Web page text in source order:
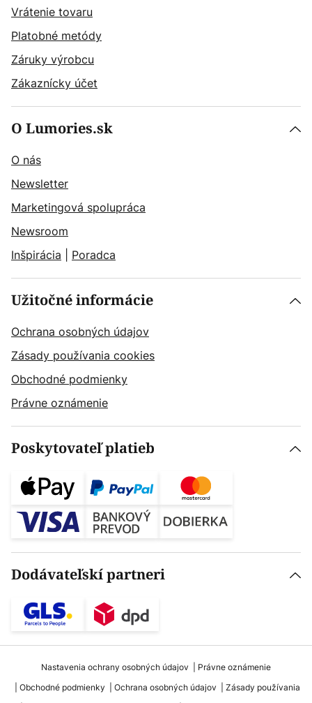
Vrátenie tovaru
Platobné metódy
Záruky výrobcu
Zákaznícky účet
O Lumories.sk
O nás
Newsletter
Marketingová spolupráca
Newsroom
Inšpirácia
Poradca
Užitočné informácie
Ochrana osobných údajov
Zásady používania cookies
Obchodné podmienky
Právne oznámenie
Poskytovateľ platieb
Dodávateľskí partneri
Nastavenia ochrany osobných údajov
Právne oznámenie
Obchodné podmienky
Ochrana osobných údajov
Zásady používania